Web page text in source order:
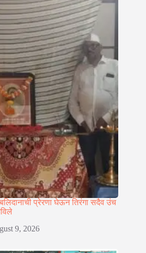
बलिदानाची प्रेरणा घेऊन तिरंगा सदैव उंच
9, 2026